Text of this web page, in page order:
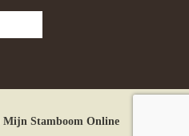
Mijn Stamboom Online